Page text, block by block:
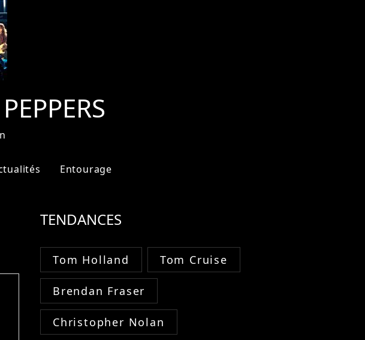
Entourage
TENDANCES
Tom Holland Tom Cruise
Brendan Fraser
Christopher Nolan